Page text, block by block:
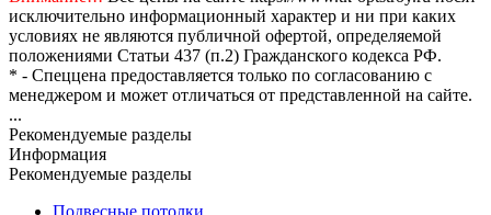
исключительно информационный характер и ни при каких
условиях не являются публичной офертой, определяемой
положениями Статьи 437 (п.2) Гражданского кодекса РФ.
* - Спеццена предоставляется только по согласованию с
менеджером и может отличаться от представленной на сайте.
...
Рекомендуемые разделы
Информация
Рекомендуемые разделы
Подвесные потолки